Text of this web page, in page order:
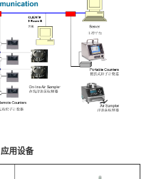
应用设备